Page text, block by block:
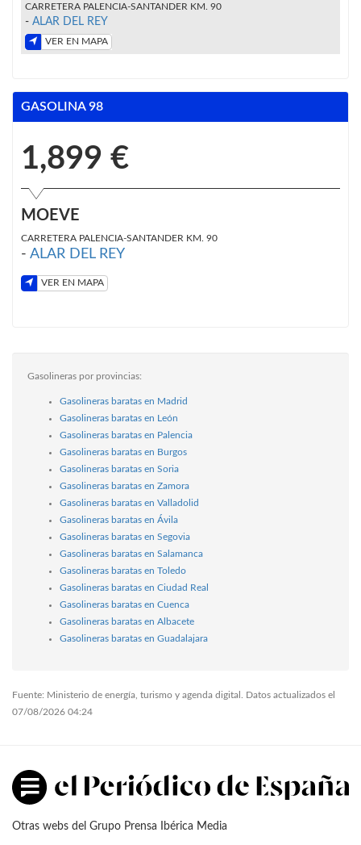
CARRETERA PALENCIA-SANTANDER KM. 90
- ALAR DEL REY
VER EN MAPA
GASOLINA 98
1,899 €
MOEVE
CARRETERA PALENCIA-SANTANDER KM. 90
- ALAR DEL REY
VER EN MAPA
Gasolineras por provincias:
Gasolineras baratas en Madrid
Gasolineras baratas en León
Gasolineras baratas en Palencia
Gasolineras baratas en Burgos
Gasolineras baratas en Soria
Gasolineras baratas en Zamora
Gasolineras baratas en Valladolid
Gasolineras baratas en Ávila
Gasolineras baratas en Segovia
Gasolineras baratas en Salamanca
Gasolineras baratas en Toledo
Gasolineras baratas en Ciudad Real
Gasolineras baratas en Cuenca
Gasolineras baratas en Albacete
Gasolineras baratas en Guadalajara
Fuente: Ministerio de energía, turismo y agenda digital. Datos actualizados el
07/08/2026 04:24
Otras webs del Grupo Prensa Ibérica Media